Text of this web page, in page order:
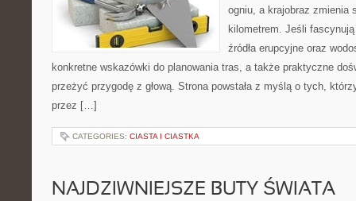
ogniu, a krajobraz zmienia
kilometrem. Jeśli
źródła erupcyjne oraz
konkretne wskazówki do planowania tras, a także praktyczne
przeżyć przygodę z głową. Strona powstała z myślą o tych,
przez […]
CATEGORIES: CIASTA I CIASTKA
NAJDZIWNIEJSZE BUTY ŚWIATA